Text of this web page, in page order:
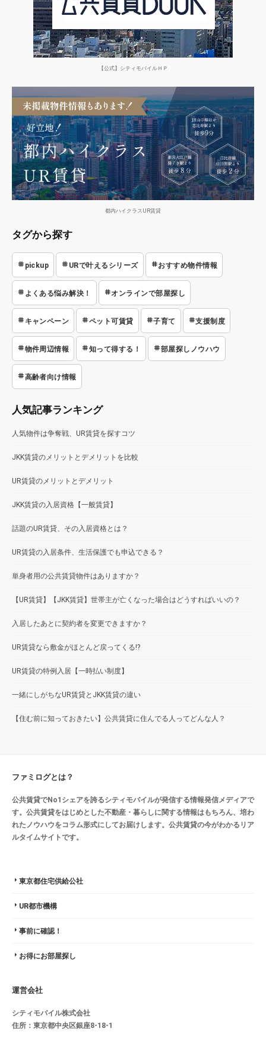
【公式】シティモバイルＨＰ
都内ハイクラスUR賃貸
タグから探す
pickup URで叶えるシリーズ おすすめ物件情報
よくある悩み解決！ オンラインで部屋探し
キャンペーン ペット可賃貸 子育て 支援制度
物件周辺情報 知って得する！ 部屋探しノウハウ
高齢者向け情報
人気記事ランキング
人気物件は争奪戦、UR賃貸を探すコツ
JKK賃貸のメリットとデメリットを比較
UR賃貸のメリットとデメリット
JKK賃貸の入居資格【一般賃貸】
話題のUR賃貸、その入居資格とは？
UR賃貸の入居条件、生活保護でも申込できる？
単身者用の公共賃貸物件はありますか？
【UR賃貸】【JKK賃貸】世帯主が亡くなった場合はどうすればいいの？
入居したあとに契約者を変更できますか？
UR賃貸なら敷金がほとんど戻ってくる!?
UR賃貸の特例入居【一時払い制度】
一緒にしがちなUR賃貸とJKK賃貸の違い
【住む前に知っておきたい】公共賃貸に住んでる人ってどんな人？
ファミログとは？
公共賃貸でNo1シェアを誇るシティモバイルが発信する情報発信メディアで
す。公共賃貸をはじめとした不動産・暮らしに関する情報はもちろん、培わ
れたノウハウをコラム形式にしてお届けします。公共賃貸の今がわかるリア
ルタイムサイトです。
東京都住宅供給公社
UR都市機構
事前に確認！
お得にお部屋探し
運営会社
シティモバイル株式会社
住所：東京都中央区銀座8-18-1